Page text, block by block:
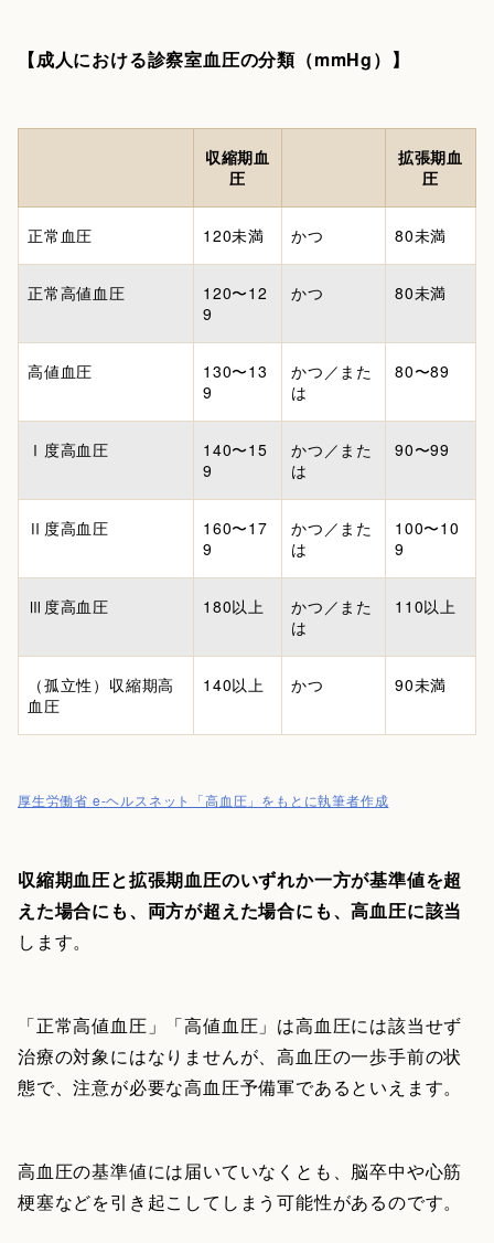
【成人における診察室血圧の分類（mmHg）】
収縮期血
圧
拡張期血
圧
正常血圧 120未満 かつ 80未満
正常高値血圧
120〜12
9
かつ 80未満
高値血圧
130〜13
9
かつ／また
は
80〜89
Ⅰ度高血圧
140〜15
9
かつ／また
は
90〜99
Ⅱ度高血圧
160〜17
9
かつ／また
は
100〜10
9
Ⅲ度高血圧 180以上
かつ／また
は
110以上
（孤立性）収縮期高
血圧
140以上 かつ 90未満
厚生労働省 e-ヘルスネット「高血圧」をもとに執筆者作成
収縮期血圧と拡張期血圧のいずれか一方が基準値を超
えた場合にも、両方が超えた場合にも、高血圧に該当
します。
「正常高値血圧」「高値血圧」は高血圧には該当せず
治療の対象にはなりませんが、高血圧の一歩手前の状
態で、注意が必要な高血圧予備軍であるといえます。
高血圧の基準値には届いていなくとも、脳卒中や心筋
梗塞などを引き起こしてしまう可能性があるのです。